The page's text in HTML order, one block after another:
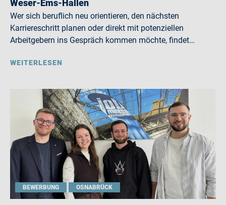
Weser-Ems-Hallen
Wer sich beruflich neu orientieren, den nächsten
Karriereschritt planen oder direkt mit potenziellen
Arbeitgebern ins Gespräch kommen möchte, findet…
WEITERLESEN
BEWERBUNG OSNABRÜCK